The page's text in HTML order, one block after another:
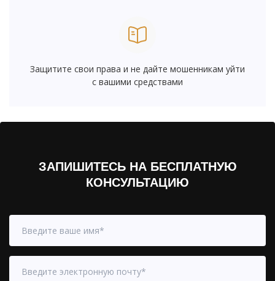
Защитите свои права и не дайте мошенникам уйти
с вашими средствами
ЗАПИШИТЕСЬ НА БЕСПЛАТНУЮ
КОНСУЛЬТАЦИЮ